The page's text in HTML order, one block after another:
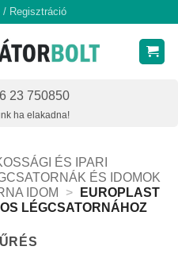
/ Regisztráció
23 750850
ha elakadna!
ÉS IPARI
ÉS IDOMOK
IDOM >
EUROPLAST
LÉGCSATORNÁHOZ